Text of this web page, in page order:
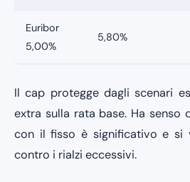
Euribor
5,00%
5,80%
Il cap protegge dagli scenari
extra sulla rata base. Ha senso
con il fisso è significativo e si
contro i rialzi eccessivi.